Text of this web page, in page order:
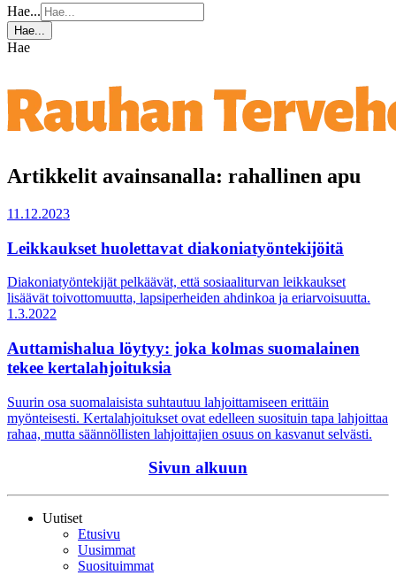
Hae...
Hae...
Hae
Artikkelit avainsanalla: rahallinen apu
11.12.2023
Leikkaukset huolettavat diakoniatyöntekijöitä
Diakoniatyöntekijät pelkäävät, että sosiaaliturvan leikkaukset
lisäävät toivottomuutta, lapsiperheiden ahdinkoa ja eriarvoisuutta.
1.3.2022
Auttamishalua löytyy: joka kolmas suomalainen
tekee kertalahjoituksia
Suurin osa suomalaisista suhtautuu lahjoittamiseen erittäin
myönteisesti. Kertalahjoitukset ovat edelleen suosituin tapa lahjoittaa
rahaa, mutta säännöllisten lahjoittajien osuus on kasvanut selvästi.
Sivun alkuun
Uutiset
Etusivu
Uusimmat
Suosituimmat